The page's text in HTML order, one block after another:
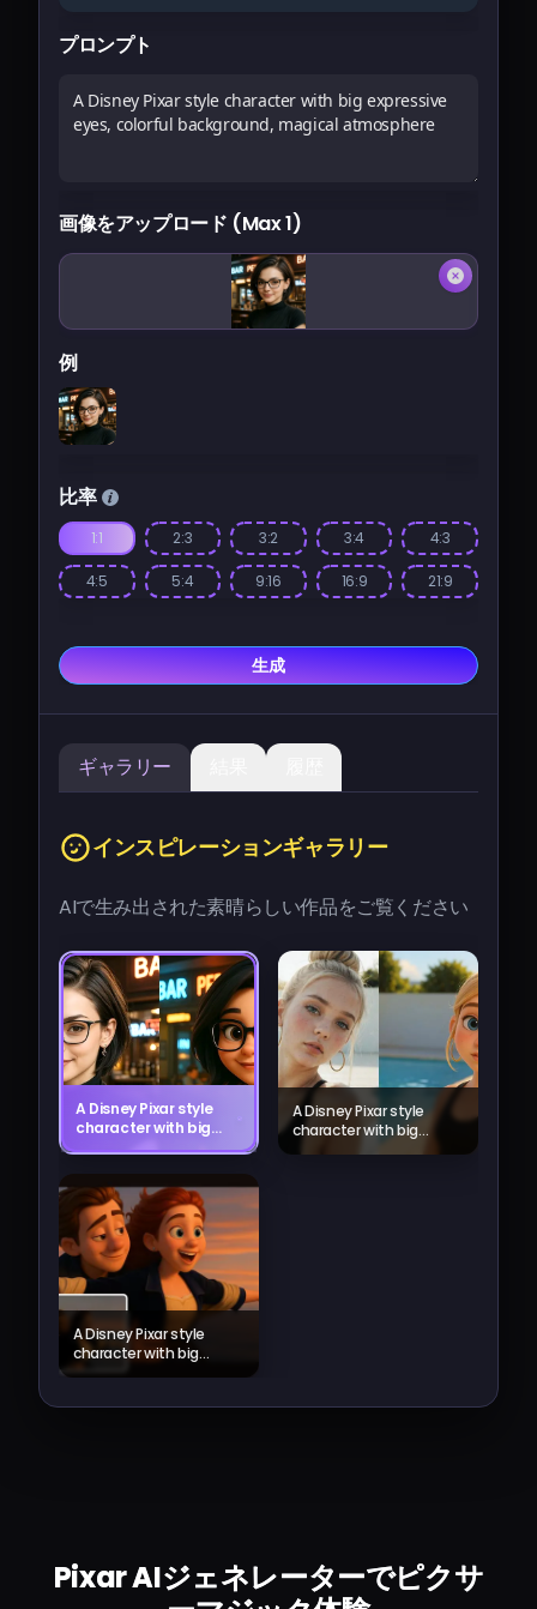
プロンプト
画像をアップロード (Max 1)
例
比率
1:1 2:3 3:2 3:4 4:3
4:5 5:4 9:16 16:9 21:9
生成
ギャラリー
インスピレーションギャラリー
AIで生み出された素晴らしい作品をご覧ください
A Disney Pixar style
character with big
expressive eyes,
background,
magical
atmosphere
A Disney Pixar style
character with big
A Disney Pixar style
character with big
expressive eyes, colorful
atmosphere
Pixar AIジェネレーターでピクサ